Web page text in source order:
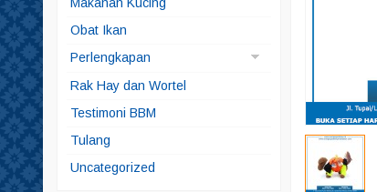
Makanan Ikan
Makanan Kelinci
Makanan Kura-kura
Snack
Obat Ikan
Perlengkapan
Brangus
Kucing
Rak Hay dan Wortel
Testimoni BBM
Tulang
Uncategorized